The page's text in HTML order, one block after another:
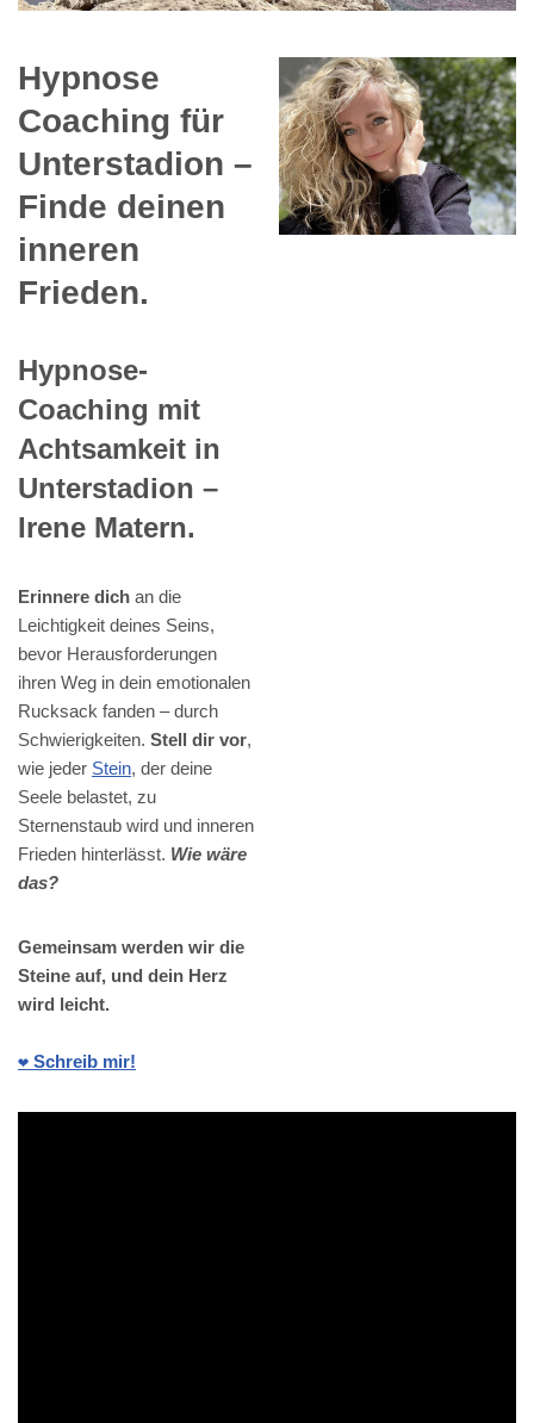
Hypnose
Coaching für
Unterstadion –
Finde deinen
inneren
Frieden.
Hypnose-
Coaching mit
Achtsamkeit in
Unterstadion –
Irene Matern.
Erinnere dich an die
Leichtigkeit deines Seins,
bevor Herausforderungen
ihren Weg in dein emotionalen
Rucksack fanden – durch
Schwierigkeiten. Stell dir vor,
wie jeder Stein, der deine
Seele belastet, zu
Sternenstaub wird und inneren
Frieden hinterlässt. Wie wäre
das?
Gemeinsam werden wir die
Steine auf, und dein Herz
wird leicht.
❤️ Schreib mir!